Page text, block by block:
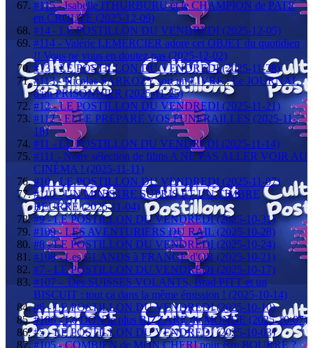
#115 - Isabelle ITHURBURU et le CHAMPION de PATÉ
en CROUTE (2025-12-09)
#14 - LE POSTILLON DU VENDREDI (2025-12-05)
#114 - Valérie LEMERCIER adore cet OBJET du quotidien
!! Vous ne vous en doutez pas (2025-12-02)
#13 - LE POSTILLON DU VENDREDI (2025-11-28)
#113 - Nicolas SARKOZY sort un LIVRE : Le JOURNAL
d'un PRISONNIER (2025-11-25)
#12 - LE POSTILLON DU VENDREDI (2025-11-21)
#112 - ELLE PREPARE VOS FUNERAILLES (2025-11-
18)
#11 - LE POSTILLON DU VENDREDI (2025-11-14)
#111 - Notre sélection de films A NE PAS ALLER VOIR AU
CINÉMA ! (2025-11-11)
#10 - LE POSTILLON DU VENDREDI (2025-11-07)
#110 - UN MINISTRE SUPRIS ET UN TIMBRE
BEURRÉ (2025-11-04)
#9 - LE POSTILLON DU VENDREDI (2025-10-31)
#109 - LES AVENTURIERS DU RAIL (2025-10-28)
#8 - LE POSTILLON DU VENDREDI (2025-10-24)
#108 - Les GLANDS à FRANGE d'OR (2025-10-21)
#7 - LE POSTILLON DU VENDREDI (2025-10-17)
#107 - Des SUISSES VOLANTS, Brad PITT et un
BISCUIT : tout ça dans la même émission ! (2025-10-14)
#6 - LE POSTILLON DU VENDREDI (2025-10-10)
#106 - Le DON le plus BIZZARE du MONDE (2025-10-07)
#5 - LE POSTILLON DU VENDREDI (2025-10-03)
#105 - COMBIEN de MON CHERI pour être BOURRÉ ?